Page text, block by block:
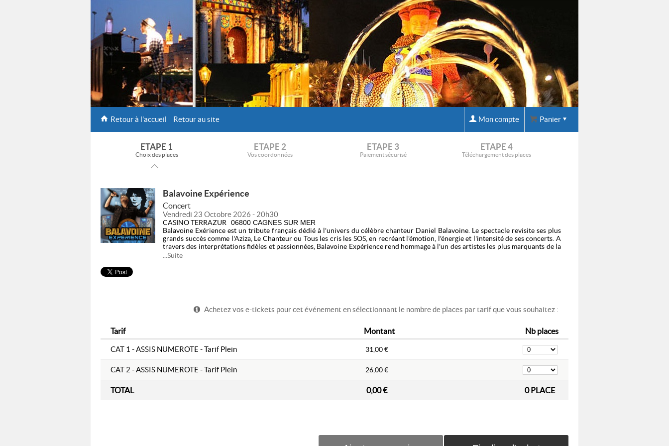
Retour à l'accueil Retour au site Panier
Mon compte
ETAPE 1
Choix des places
ETAPE 2
Vos coordonnées
ETAPE 3
Paiement sécurisé
ETAPE 4
Téléchargement des places
Balavoine Expérience
Concert
Vendredi 23 Octobre 2026 - 20h30
CASINO TERRAZUR
06800 CAGNES SUR MER
Balavoine Exérience est un tribute français dédié à l'univers du célèbre chanteur Daniel Balavoine. Le spectacle revisite ses plus
grands succès comme l'Aziza, Le Chanteur ou Tous les cris les SOS, en recréant l'émotion, l'énergie et l'intensité de ses concerts. A
travers des interprétations fidèles et passionnées, Balavoine Expérience rend hommage à l'un des artistes les plus marquants de la
chanson française.
...Suite
Achetez vos e-tickets pour cet événement en sélectionnant le nombre de places par tarif que vous souhaitez :
Tarif Montant Nb places
CAT 1 - ASSIS NUMEROTE - Tarif Plein 31,00 €
CAT 2 - ASSIS NUMEROTE - Tarif Plein 26,00 €
TOTAL 0,00 € 0 PLACE